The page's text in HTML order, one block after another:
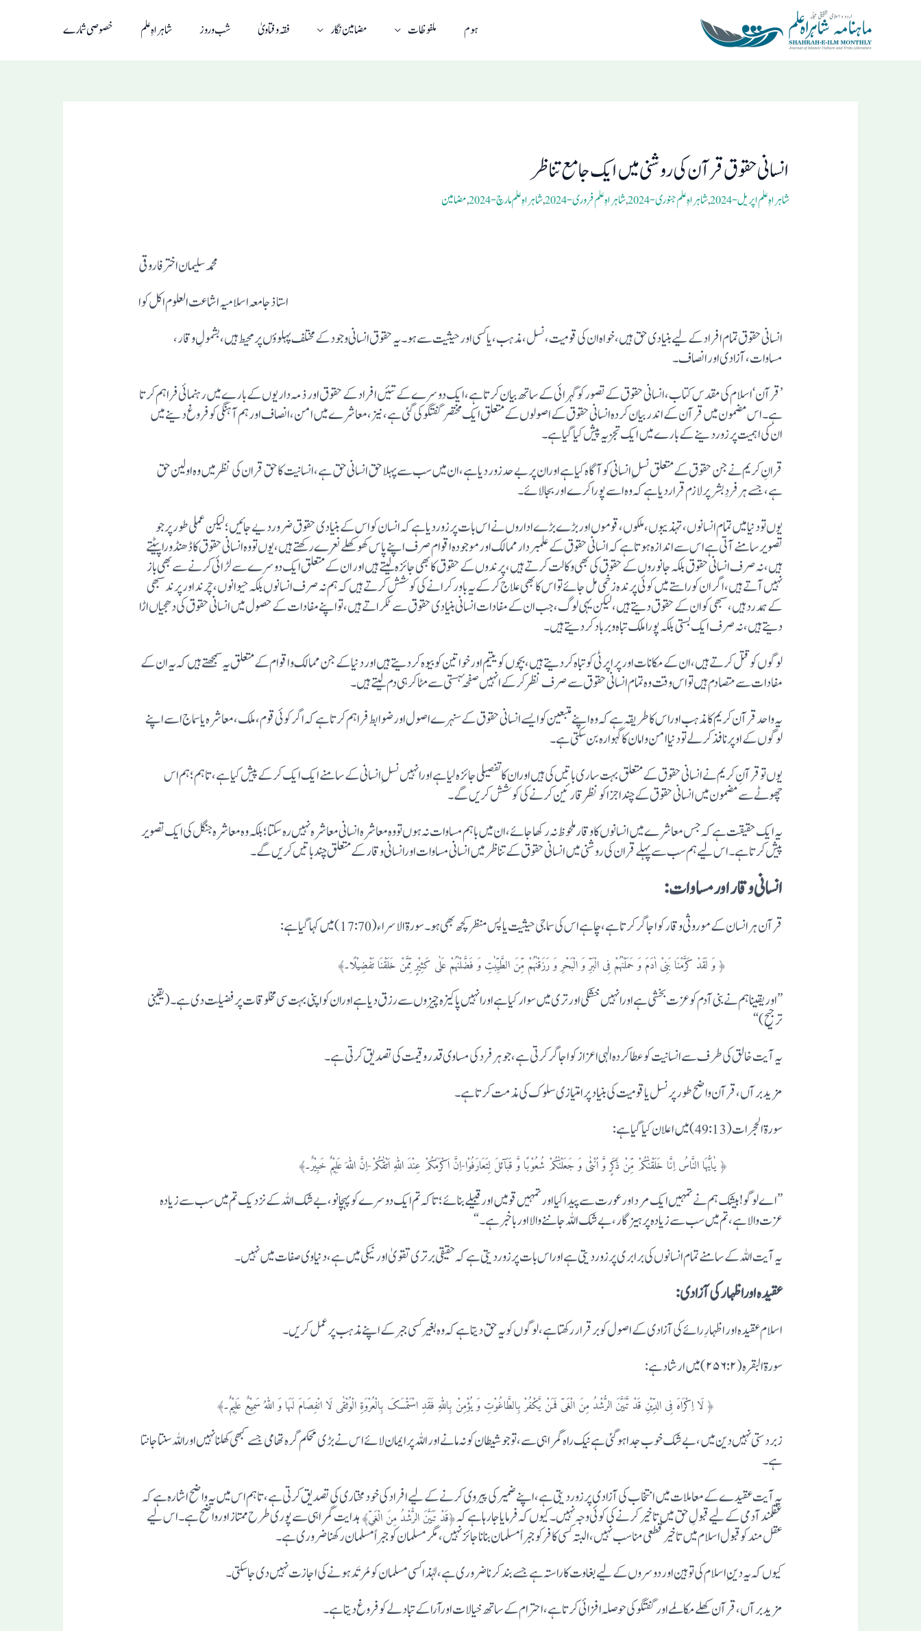
ہوم ملفوظات مضامین نگار فقہ و فتاویٰ شب و روز شاہراہِ علم خصوصی شمارے
انسانی حقوق قرآن کی روشنی میں ایک جامع تناظر
شاہراہِ علم اپریل- 2024 ,شاہراہِ علم جنوری- 2024 ,شاہراہِ علم فروری- 2024 ,شاہراہِ علم مارچ- 2024 ,مضامین
محمد سلیمان اختر فاروقی
استاذ جامعہ اسلامیہ اشاعت العلوم اکل کوا
انسانی حقوق تمام افراد کے لیے بنیادی حق ہیں، خواہ ان کی قومیت، نسل، مذہب، یا کسی اورحیثیت سے ہو۔ یہ حقوق انسانی وجود کے مختلف پہلوؤں پر محیط ہیں، بشمولِ وقار،
مساوات، آزادی اور انصاف۔
’قرآن‘ اسلام کی مقدس کتاب، انسانی حقوق کے تصور کو گہرائی کے ساتھ بیان کرتا ہے، ایک دوسرے کے تئیں افراد کے حقوق اور ذمہ داریوں کے بارے میں رہنمائی فراہم کرتا
ہے۔ اس مضمون میں قرآن کے اندربیان کردہ انسانی حقوق کے اصولوں کے متعلق ایک مختصر گفتگو کی گئی ہے، نیز، معاشرے میں امن، انصاف اور ہم آہنگی کو فروغ دینے میں
ان کی اہمیت پرزوردینے کے بارے میں ایک تجزیہ پیش کیا گیا ہے۔
قرانِ کریم نے جن حقوق کے متعلق نسلِ انسانی کو آگاہ کیا ہے اوران پر بے حد زور دیا ہے، ان میں سب سے پہلا حق انسانی حق ہے، انسانیت کا حق قران کی نظر میں وہ اولین حق
ہے، جسے ہر فردِ بشرپرلازم قراردیا ہے کہ وہ اسے پورا کرے اور بجا لائے۔
یوں تو دنیا میں تمام انسانوں، تہذیبوں، ملکوں، قوموں اوربڑے بڑے اداروں نے اس بات پرزوردیا ہے کہ انسان کواس کے بنیادی حقوق ضروردیے جائیں؛ لیکن عملی طور پر جو
تصویر سامنے آتی ہے اس سے اندازہ ہوتا ہے کہ انسانی حقوق کے علمبردار ممالک اور موجودہ اقوام صرف اپنے پاس کھوکھلے نعرے رکھتے ہیں، یوں تو وہ انسانی حقوق کا ڈھنڈورا پیٹتے
ہیں، نہ صرف انسانی حقوق بلکہ جانوروں کے حقوق کی بھی وکالت کرتے ہیں، پرندوں کے حقوق کا بھی جائزہ لیتے ہیں اور ان کے متعلق ایک دوسرے سے لڑائی کرنے سے بھی باز
نہیں آتے ہیں، اگران کو راستے میں کوئی پرندہ زخمی مل جائے تواس کا بھی علاج کر کے یہ باور کرانے کی کوشش کرتے ہیں کہ ہم نہ صرف انسانوں بلکہ حیوانوں، چرند اور پرند سبھی
کے ہمدرد ہیں، سبھی کوان کے حقوق دیتے ہیں، لیکن یہی لوگ، جب ان کے مفادات انسانی بنیادی حقوق سے ٹکراتے ہیں، تواپنے مفادات کے حصول میں انسانی حقوق کی دھجیاں اڑا
دیتے ہیں، نہ صرف ایک بستی بلکہ پورا ملک تباہ و برباد کر دیتے ہیں۔
لوگوں کو قتل کرتے ہیں، ان کے مکانات اورپراپرٹی کو تباہ کردیتے ہیں، بچوں کو یتیم اور خواتین کو بیوہ کردیتے ہیں اور دنیا کے جن ممالک و اقوام کے متعلق یہ سمجھتے ہیں کہ یہ ان کے
مفادات سے متصادم ہیں تواس وقت وہ تمام انسانی حقوق سے صرف نظر کر کے انہیں صفحہٴ ہستی سے مٹا کر ہی دم لیتے ہیں۔
یہ واحد قرآن کریم کا مذہب اوراس کا طریقہ ہے کہ وہ اپنے متبعین کو ایسے انسانی حقوق کے سنہرے اصول اور ضوابط فراہم کرتا ہے کہ اگر کوئی قوم، ملک، معاشرہ یا سماج اسے اپنے
لوگوں کے اوپر نافذ کرلے تو دنیا امن و امان کا گہوارہ بن سکتی ہے۔
یوں تو قرآنِ کریم نے انسانی حقوق کے متعلق بہت ساری باتیں کی ہیں اوران کا تفصیلی جائزہ لیا ہے اورانہیں نسلِ انسانی کے سامنے ایک ایک کر کے پیش کیا ہے، تاہم؛ ہم اس
چھوٹے سے مضمون میں انسانی حقوق کے چند اجزا کو نظر قارئین کرنے کی کوشش کریں گے۔
یہ ایک حقیقت ہے کہ جس معاشرے میں انسانوں کا وقار ملحوظ نہ رکھا جائے، ان میں باہم مساوات نہ ہوں تو وہ معاشرہ انسانی معاشرہ نہیں رہ سکتا ؛بلکہ وہ معاشرہ جنگل کی ایک تصویر
پیش کرتا ہے۔ اس لیے ہم سب سے پہلے قران کی روشنی میں انسانی حقوق کے تناظر میں انسانی مساوات اورانسانی وقار کے متعلق چند باتیں کریں گے۔
انسانی وقار اور مساوات:
قرآن ہرانسان کے موروثی وقار کواجاگرکرتا ہے، چاہے اس کی سماجی حیثیت یا پس منظر کچھ بھی ہو۔ سورة الاسراء (17:70) میں کہا گیا ہے:
﴿ وَ لَقَدْ کَرَّمْنَا بَنِیْ اٰدَمَ وَ حَمَلْنٰہُمْ فِی الْبَرِّ وَ الْبَحْرِ وَ رَزَقْنٰہُمْ مِّنَ الطَّیِّبٰتِ وَ فَضَّلْنٰہُمْ عَلٰی کَثِیْرٍ مِّمَّنْ خَلَقْنَا تَفْضِیْلًا۔﴾
”اور یقینا ہم نے بنی آدم کو عزت بخشی ہے اورانہیں خشکی اورتری میں سوار کیا ہے اورانہیں پاکیزہ چیزوں سے رزق دیا ہے اوران کو اپنی بہت سی مخلوقات پر فضیلت دی ہے۔( یقینی
ترجیح)“
یہ آیت خالق کی طرف سے انسانیت کوعطا کردہ الہی اعزاز کو اجاگر کرتی ہے، جو ہرفرد کی مساوی قدر و قیمت کی تصدیق کرتی ہے۔
مزید برآں، قرآن واضح طورپرنسل یا قومیت کی بنیاد پرامتیازی سلوک کی مذمت کرتا ہے۔
سورة الحجرات (49:13) میں اعلان کیا گیا ہے:
﴿ یٰاَیُّہَا النَّاسُ اِنَّا خَلَقْنٰکُمْ مِّنْ ذَکَرٍ وَّ اُنْثٰی وَ جَعَلْنٰکُمْ شُعُوْبًا وَّ قَبَآئلَ لِتَعَارَفُوْا-اِنَّ اَکْرَمَکُمْ عِنْدَ اللّٰہِ اَتْقٰکُمْ-اِنَّ اللّٰہَ عَلِیْمٌ خَبِیْرٌ۔﴾
”اے لوگو! بیشک ہم نے تمہیں ایک مرد اورعورت سے پیدا کیا اورتمہیں قومیں اور قبیلے بنائے ؛تاکہ تم ایک دوسرے کو پہچانو، بے شک اللہ کے نزدیک تم میں سب سے زیادہ
عزت والاہے،تم میں سب سے زیادہ پرہیزگار، بے شک اللہ جاننے والا اور باخبر ہے۔“
یہ آیت اللہ کے سامنے تمام انسانوں کی برابری پرزوردیتی ہے اوراس بات پرزوردیتی ہے کہ حقیقی برتری تقویٰ اورنیکی میں ہے، دنیاوی صفات میں نہیں۔
عقیدہ اوراظہارکی آزادی:
اسلام عقیدہ اور اظہارِ رائے کی آزادی کے اصول کو برقرار رکھتا ہے، لوگوں کو یہ حق دیتا ہے کہ وہ بغیر کسی جبر کے اپنے مذہب پرعمل کریں۔
سورة البقرہ (۲۵۶:۲) میں ارشاد ہے:
﴿ لَا اِکْرَاہَ فِی الدِّیْنِ قَدْ تَّبَیَّنَ الرُّشْدُ مِنَ الْغَیّ فَمَنْ یَّکْفُرْ بِالطَّاغُوْتِ وَ یُؤْمِنْ بِاللّٰہِ فَقَدِ اسْتَمْسَکَ بِالْعُرْوَةِ الْوُثْقٰی لَا انْفِصَامَ لَہَا وَ اللّٰہُ سَمِیْعٌ عَلِیْمٌ۔﴾
زبردستی نہیں دین میں، بے شک خوب جدا ہوگئی ہے نیک راہ گمراہی سے، تو جو شیطان کو نہ مانے اور اللہ پر ایمان لائے اس نے بڑی محکم گرہ تھامی جسے کبھی کھلنا نہیں اوراللہ سنتا جانتا
ہے۔
یہ آیت عقیدے کے معاملات میں انتخاب کی آزادی پرزوردیتی ہے، اپنے ضمیر کی پیروی کرنے کے لیے افراد کی خود مختاری کی تصدیق کرتی ہے، تاہم اس میں یہ واضح اشارہ ہے کہ
عقلمند آدمی کے لیے قبولِ حق میں تاخیر کرنے کی کوئی وجہ نہیں۔ کیوں کہ فرمایا جا رہا ہے کہ﴿قَدْ تَبَیَّنَ الرُّشْدُ مِنَ الْغَیِّ﴾ہدایت گمراہی سے پوری طرح ممتاز اورواضح ہے۔ اس لیے
عقل مند کو قبول اسلام میں تاخیر قطعی مناسب نہیں، البتہ کسی کافر کو جبراً مسلمان بنانا جائزنہیں، مگر مسلمان کو جبراً مسلمان رکھنا ضروری ہے۔
کیوں کہ یہ دینِ اسلام کی توہین اور دوسروں کے لیے بغاوت کا راستہ ہے جسے بند کرنا ضروری ہے، لہٰذا کسی مسلمان کو مُرتَد ہونے کی اجازت نہیں دی جاسکتی۔
مزید برآں، قرآن کھلے مکالمے اور گفتگو کی حوصلہ افزائی کرتا ہے، احترام کے ساتھ خیالات اورآرا کے تبادلے کو فروغ دیتا ہے۔